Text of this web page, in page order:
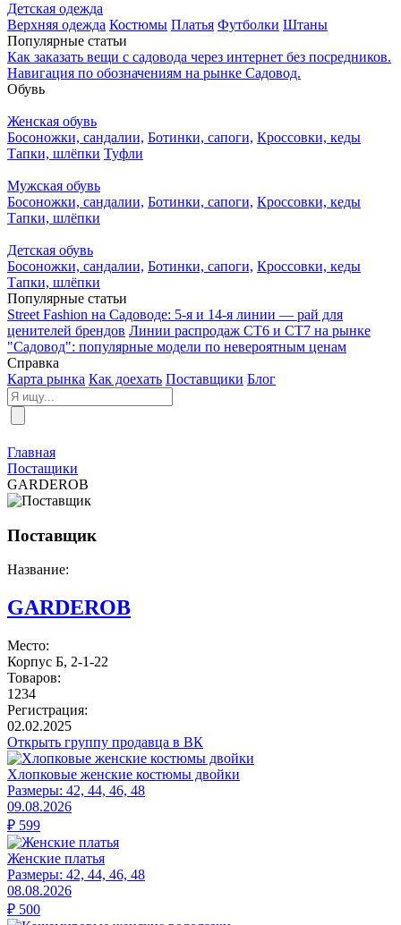
Детская одежда
Верхняя одежда Костюмы Платья Футболки Штаны
Популярные статьи
Как заказать вещи с садовода через интернет без посредников.
Навигация по обозначениям на рынке Садовод.
Обувь
Женская обувь
Босоножки, сандалии, Ботинки, сапоги, Кроссовки, кеды
Тапки, шлёпки Туфли
Мужская обувь
Босоножки, сандалии, Ботинки, сапоги, Кроссовки, кеды
Тапки, шлёпки
Детская обувь
Босоножки, сандалии, Ботинки, сапоги, Кроссовки, кеды
Тапки, шлёпки
Популярные статьи
Street Fashion на Садоводе: 5-я и 14-я линии — рай для
ценителей брендов Линии распродаж СТ6 и СТ7 на рынке
"Садовод": популярные модели по невероятным ценам
Справка
Карта рынка Как доехать Поставщики Блог
Главная
Постащики
GARDEROB
Поставщик
Название:
GARDEROB
Место:
Корпус Б, 2-1-22
Товаров:
1234
Регистрация:
02.02.2025
Открыть группу продавца в ВК
Хлопковые женские костюмы двойки
Размеры: 42, 44, 46, 48
09.08.2026
₽ 599
Женские платья
Размеры: 42, 44, 46, 48
08.08.2026
₽ 500